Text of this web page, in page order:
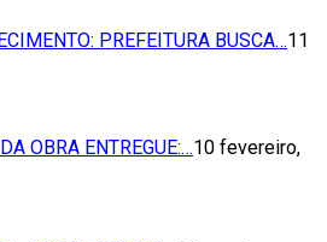
PREFEITURA BUSCA…11
OBRA ENTREGUE:…10 fevereiro,